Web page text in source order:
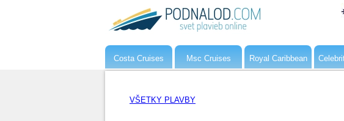
Costa Cruises Msc Cruises Royal Caribbean
VŠETKY PLAVBY